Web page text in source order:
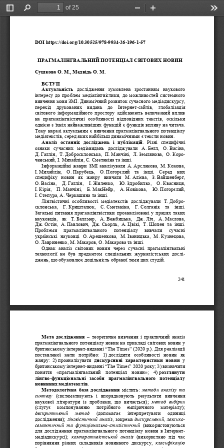
Toggle
Find
of 25
Zoom
241
DOI https://doi.org/10.30525/978-9934-26-196-1-57
ПРАГМАЛІНГВАЛЬНИЙ ПОТЕНЦІАЛ СВІТОВИХ НОВИН
Сушкова О. М., Медвідь О. М.
ВСТУП
Актуальність
дослідження  зумовлена  зростанням  наукового
інтересу до проблем медіалінгвістики, до можливостей системного
вивчення мови ЗМІ. Динамічний розвиток сучасного медіадискурсу,
перехід  друкованих  видань  до  Інтернет-сайтів,  глобалізація
світового  інформаційного  простору здійснюють  величезний  вплив
на  прагмалінгвістичні
особливості  відповідних  текстів,  оскільки
однією з їхніх найважливіших функцій є функція впливу на читача
Тому наразі актуальним є вивчення прагмалінгвального потенціалу
медіатекстів, серед яких найбільш динамічними є тексти новин.
Аналіз  останніх  досліджень  і  публікацій .  Різні  специфічні
ознаки  сучасних  медіавидань  досліджували  А.
Белл,  О. Васіна,
Д. Галлін,  Т. Добросклонська,  П. Манчіні,  Л. Землянова,  О. Коро-
ченський, І. Михайлін, С. Сметаніна та інші.
Інформаційні жанри ЗМІ аналізували А.
Арсланова, М. Комова,
І. Михайлін,  О. Парубець,  О. Погорєлий  та  інші.  Серед  них
специфіку  новин  як  жанру  вивчали  М. Алієва,  З. Вайшенберг,
О. Васіна,  Д. Галлін,  І. Жиленко,  Ю. Здробилко,  О. Квасниця,
І. Кірія,  П. Манчіні,  Б МакНейр,  А. Новікова,  Ю. Погорєлий,
І. Степура, А.
Черкашина та інші.
Лінгвістичні  особливості  медіатекстів  досліджували  Т. Добро-
склонська,  Г. Кришталюк,  С. Сметаніна,  Г. Солганік  та  інші.
Загальні питання прагмалінгвістики проаналізовані у працях таких
науковців,  як  Т. Баллмер,  А. Вежбицька,  Дж Ліч,  А.
Маслова,
Дж. Остін,  А. Павлович,  Дж. Сьорль,  А. Цвікі,  Т. Шопен  та  інші.
Проблеми   прагмалінгвального   потенціалу   вивчали   сучасні
українські  науковці  О. Арешенкова,  М. Іваницька,  М. Кузнецова,
О. Лавриненко, М. Макаров, О. Макарова та інші.
Однак  аналіз  світових  новин  через  сучасні  прагмалінгвальні
технології  не  був  предметом  спеціальних  журналістських
дослі-
джень, що обумовлює доцільність обраної теми цих студій.
Мета дослідження – теоретичне вивчення і практичний аналіз
прагмалінгвального потенціалу новин на прикладі світових новин у
британському інтернет-виданні “The Times” (2020 р.). Для реалізації
поставленої  мети  потрібно:  1) дослідити  особливості  новин  як
жанру:  2) проаналізувати  дискурсивні  характеристики  новин у
британському інтернет-виданні “The Times” 2020 року; 3) визначити
поняття  «прагмалінгвальний  потенціал  новин»;  4) розглянути
лінгво-функціональні  засоби  прагмалінгвального  потенціалу
новинних медіатекстів.
Методологічна база дослідження містить: методи аналізу та
синтезу
(систематизують  і  впорядковують  результати
вивчення
наукової  літератури  із  проблеми,  що  вичається);
метод  вибірки
(слугує   компонуванню   потрібного   емпіричного   матеріалу);
дескриптивний
метод (допомагає   інтерпретувати
одиниці
дослідження); лінгвістичний аналіз , зокрема дискурсивний, лексико-
семантичний  та  функціонально-стилістичний (використовуються
для дослідження прагмалінгвального потенціалу новин в Інтернет-
медіадискурсі);
компаративістський  аналіз (використано  під  час
порівняння  різних  складників  новинного  дискурсу,
класифікацію